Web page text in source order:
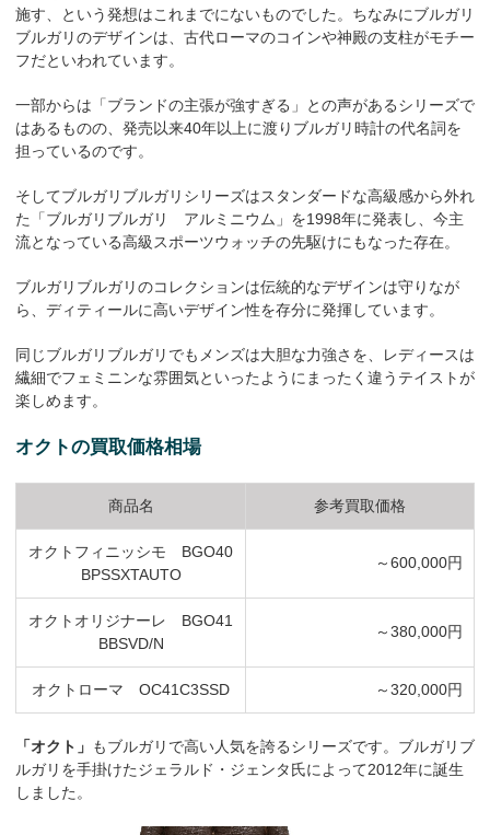
施す、という発想はこれまでにないものでした。ちなみにブルガリ
ブルガリのデザインは、古代ローマのコインや神殿の支柱がモチー
フだといわれています。
一部からは「ブランドの主張が強すぎる」との声があるシリーズで
はあるものの、発売以来40年以上に渡りブルガリ時計の代名詞を
担っているのです。
そしてブルガリブルガリシリーズはスタンダードな高級感から外れ
た「ブルガリブルガリ アルミニウム」を1998年に発表し、今主
流となっている高級スポーツウォッチの先駆けにもなった存在。
ブルガリブルガリのコレクションは伝統的なデザインは守りなが
ら、ディティールに高いデザイン性を存分に発揮しています。
同じブルガリブルガリでもメンズは大胆な力強さを、レディースは
繊細でフェミニンな雰囲気といったようにまったく違うテイストが
楽しめます。
オクトの買取価格相場
商品名 参考買取価格
オクトフィニッシモ BGO40
BPSSXTAUTO
～600,000円
オクトオリジナーレ BGO41
BBSVD/N
～380,000円
オクトローマ OC41C3SSD ～320,000円
「オクト」 もブルガリで高い人気を誇るシリーズです。ブルガリブ
ルガリを手掛けたジェラルド・ジェンタ氏によって2012年に誕生
しました。